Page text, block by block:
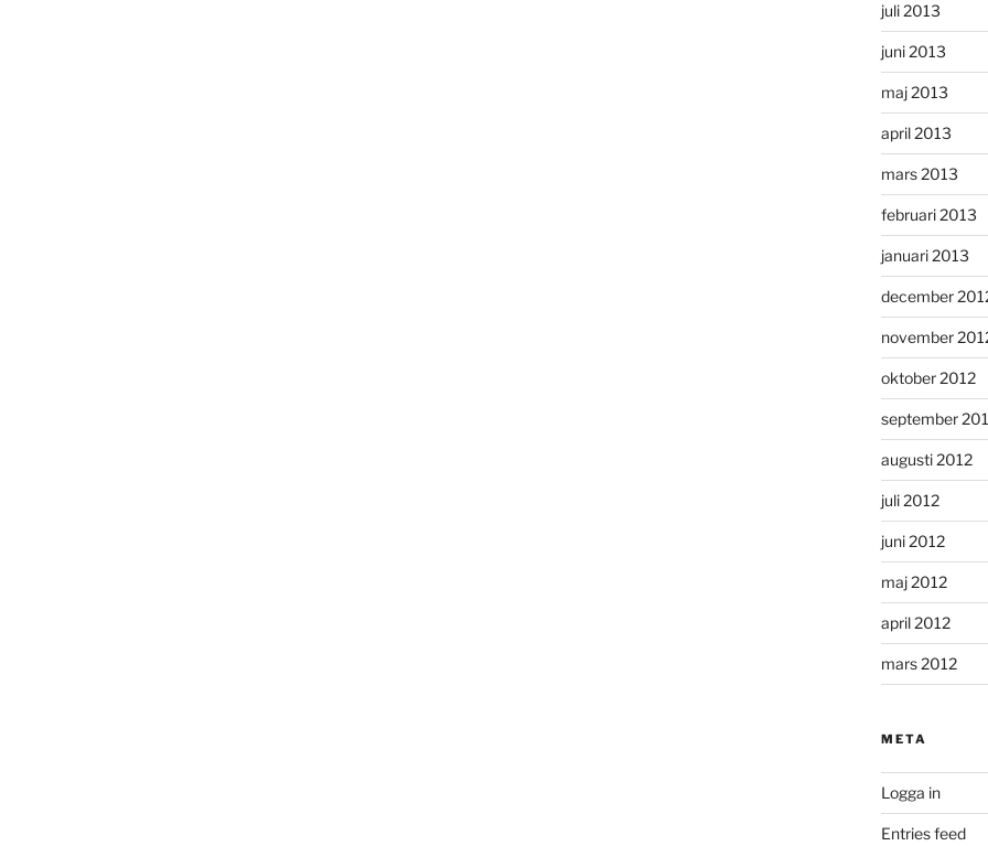
juli 2013
juni 2013
maj 2013
april 2013
mars 2013
februari 2013
januari 2013
december
november
oktober 2012
september
augusti 2012
juli 2012
juni 2012
maj 2012
april 2012
mars 2012
META
Logga in
Entries feed